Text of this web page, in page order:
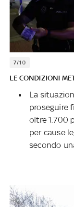
7/10
LE CONDIZIONI
La
proseguire
oltre 1.700
per cause
secondo